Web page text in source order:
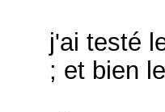
j'ai testé
; et bien